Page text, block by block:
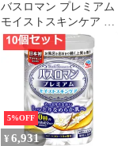
バスロマン プレミアム
モイストスキンケア 薬
用入浴剤 600g 9個セッ
ト まとめ売り
5%OFF
¥ 6,931